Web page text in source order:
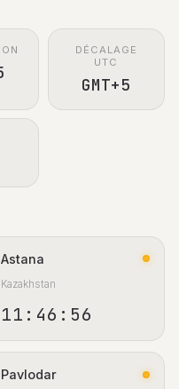
DÉCALAGE
UTC
GMT+5
Astana
Kazakhstan
11:46:57
Pavlodar